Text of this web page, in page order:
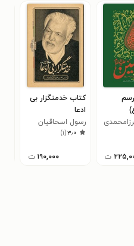
ت
کتاب خدمتگزار بی
ادعا
رسول اسحاقیان
درچه۳٫۰(۱)
۱۹۰,۰۰۰ ت